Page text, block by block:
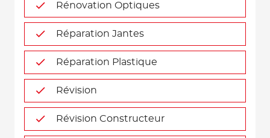
Rénovation Optiques
Réparation Jantes
Réparation Plastique
Révision
Révision Constructeur